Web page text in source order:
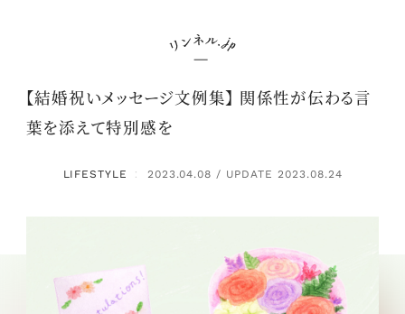
【結婚祝いメッセージ文例集】 関係性が伝わる言
葉を添えて特別感を
LIFESTYLE ： 2023.04.08 / UPDATE 2023.08.24